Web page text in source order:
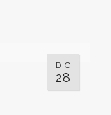
DIC
28